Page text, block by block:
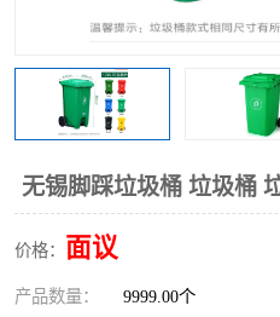
无锡脚踩垃圾桶 垃圾桶
价格： 面议
产品数量： 9999.00个